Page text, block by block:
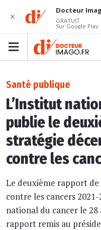
Santé publique
L’Institut
publie le
stratégie
contre les
Le deuxième rapport
contre les cancers
national du cancer le
rapport remis au
✕
Docteur
GRATUIT
Sur Google Play